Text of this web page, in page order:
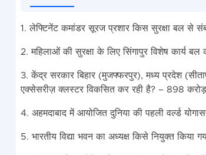
1. लेफ्टिनेंट कमांडर सूरज प्रशार किस सुरक्षा बल से
2. महिलाओं की सुरक्षा के लिए सिंगापुर विशेष कार्य
3. केंद्र सरकार बिहार (मुजफ्फरपुर), मध्य प्रदेश
एक्सेसरीज़ क्लस्टर विकसित कर रही है? – 898
4. अहमदाबाद में आयोजित दुनिया की पहली वर्ल्ड
5. भारतीय विद्या भवन का अध्यक्ष किसे नियुक्त किया